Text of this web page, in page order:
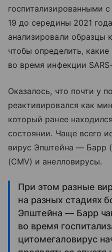
госпитализированными
19 до середины 2021
анализировали образцы
чтобы определить,
во время инфекции
Оказалось, что почти у
реактивировался как
который ранее
состоянии. Чаще всего
вирус Эпштейна — Барр
(CMV) и анелловирусы.
При этом разные
на разных стадиях
Эпштейна — Барр
во время
цитомегаловирус